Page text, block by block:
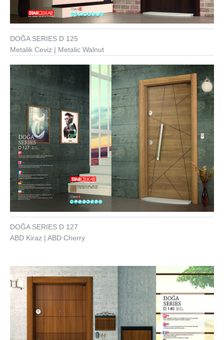
DOĞA SERIES D 125
Metalik Ceviz | Metalic Walnut
DOĞA SERIES D 127
ABD Kiraz | ABD Cherry